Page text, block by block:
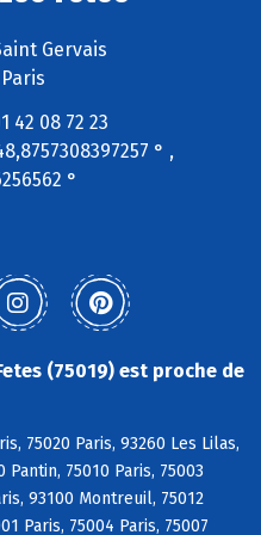
Gervais
42 08 72 23
° ,
°
(75019) est proche de
75020 Paris, 93260 Les Lilas,
Pantin, 75010 Paris, 75003
93100 Montreuil, 75012
Paris, 75004 Paris, 75007